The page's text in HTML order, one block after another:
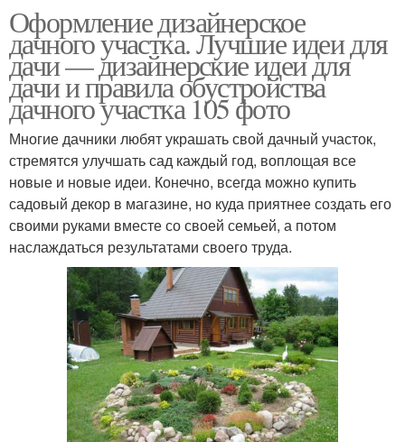
Оформление дизайнерское
дачного участка. Лучшие идеи для
дачи — дизайнерские идеи для
дачи и правила обустройства
дачного участка 105 фото
Многие дачники любят украшать свой дачный участок,
стремятся улучшать сад каждый год, воплощая все
новые и новые идеи. Конечно, всегда можно купить
садовый декор в магазине, но куда приятнее создать его
своими руками вместе со своей семьей, а потом
наслаждаться результатами своего труда.